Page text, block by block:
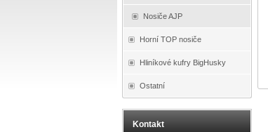
Nosiče AJP
Horní TOP nosiče
Hliníkové kufry BigHusky
Ostatní
Kontakt